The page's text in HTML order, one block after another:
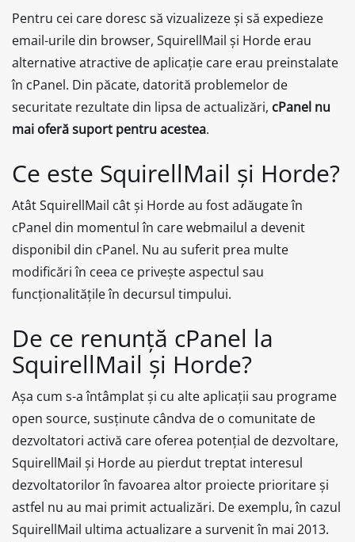
Pentru cei care doresc să vizualizeze și să expedieze
email-urile din browser, SquirellMail și Horde erau
alternative atractive de aplicație care erau preinstalate
în cPanel. Din păcate, datorită problemelor de
securitate rezultate din lipsa de actualizări, cPanel nu
mai oferă suport pentru acestea.
Ce este SquirellMail și Horde?
Atât SquirellMail cât și Horde au fost adăugate în
cPanel din momentul în care webmailul a devenit
disponibil din cPanel. Nu au suferit prea multe
modificări în ceea ce privește aspectul sau
funcționalitățile în decursul timpului.
De ce renunță cPanel la
SquirellMail și Horde?
Așa cum s-a întâmplat și cu alte aplicații sau programe
open source, susținute cândva de o comunitate de
dezvoltatori activă care oferea potențial de dezvoltare,
SquirellMail și Horde au pierdut treptat interesul
dezvoltatorilor în favoarea altor proiecte prioritare și
astfel nu au mai primit actualizări. De exemplu, în cazul
SquirellMail ultima actualizare a survenit în mai 2013.